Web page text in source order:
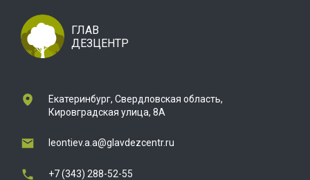
ГЛАВ
ДЕЗЦЕНТР
Екатеринбург, Свердловская область,
Кировградская улица, 8А
leontiev.a.a@glavdezcentr.ru
+7 (343) 288-52-55